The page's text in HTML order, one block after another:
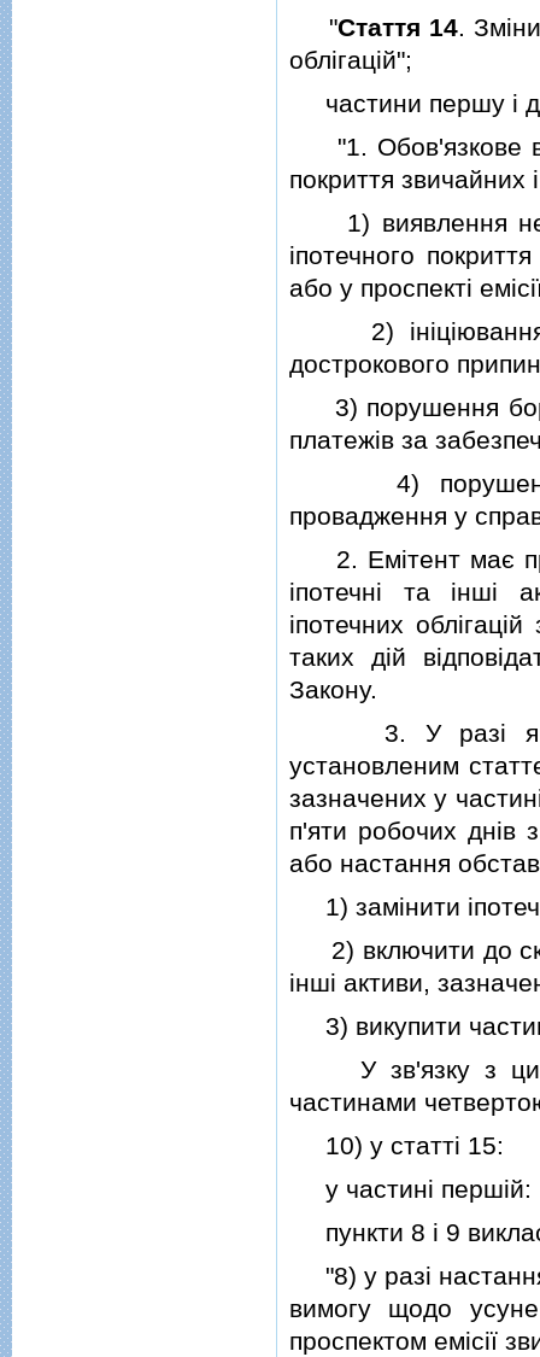
"Стаття 14.
облiгацiй";
частини першу i
"1. Обов'язкове
покриття
1) виявлення
iпотечного
або у проспектi
2) iнiцiювання
дострокового
3) порушення
платежiв за
4) порушення
провадження у
2. Емiтент має
iпотечнi та iншi
iпотечних
таких дiй
Закону.
3. У разi якщо
установленим
зазначених у
п'яти робочих днiв
або настання
1) замiнити
2) включити до
iншi активи,
3) викупити
У зв'язку з цим
частинами
10) у статтi 15:
у частинi першiй:
пункти 8 i 9
"8) у разi
вимогу щодо
проспектом емiсiї